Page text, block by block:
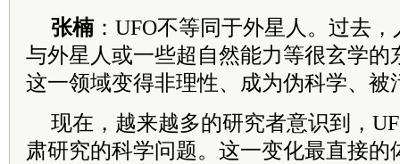
张楠：UFO不等同于外星人。过去，
与外星人或一些超自然能力等很玄学的
这一领域变得非理性、成为伪科学、被
现在，越来越多的研究者意识到，
肃研究的科学问题。这一变化最直接的